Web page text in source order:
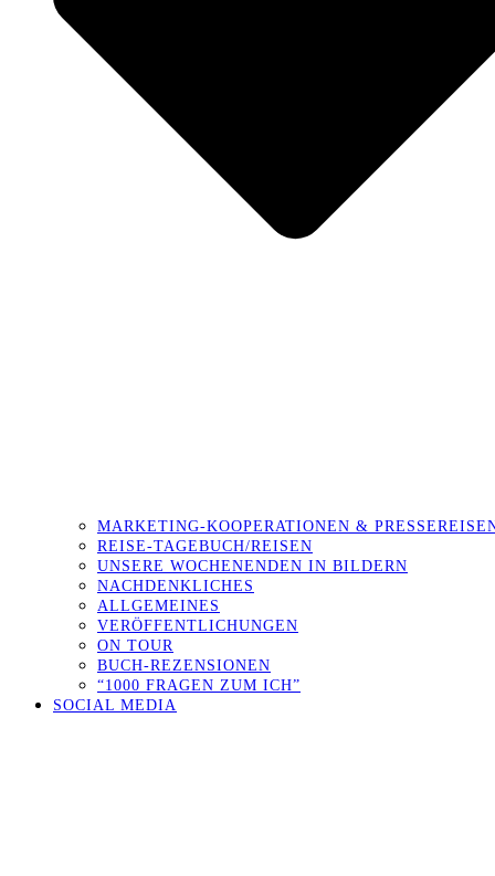
MARKETING-KOOPERATIONEN &
REISE-TAGEBUCH/REISEN
UNSERE WOCHENENDEN IN BILDERN
NACHDENKLICHES
ALLGEMEINES
VERÖFFENTLICHUNGEN
ON TOUR
BUCH-REZENSIONEN
“1000 FRAGEN ZUM ICH”
SOCIAL MEDIA